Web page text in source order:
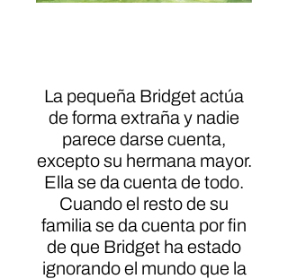
La pequeña Bridget actúa
de forma extraña y nadie
parece darse cuenta,
excepto su hermana mayor.
Ella se da cuenta de todo.
Cuando el resto de su
familia se da cuenta por fin
de que Bridget ha estado
ignorando el mundo que la